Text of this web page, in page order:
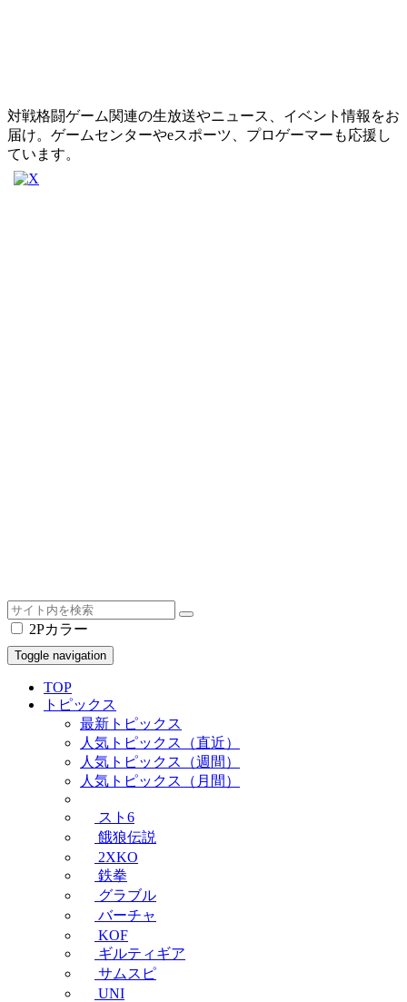
対戦格闘ゲーム関連の生放送やニュース、イベント情報をお
届け。ゲームセンターやeスポーツ、プロゲーマーも応援し
ています。
2Pカラー
Toggle navigation
TOP
トピックス
最新トピックス
人気トピックス（直近）
人気トピックス（週間）
人気トピックス（月間）
スト6
餓狼伝説
2XKO
鉄拳
グラブル
バーチャ
KOF
ギルティギア
サムスピ
UNI